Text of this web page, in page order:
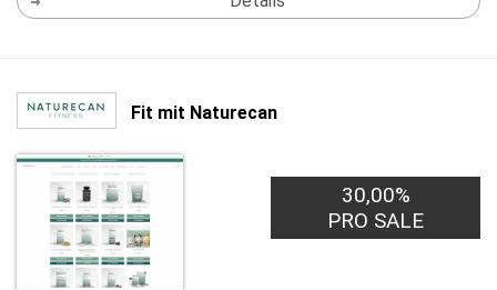
Fit mit Naturecan
30,00%
PRO SALE